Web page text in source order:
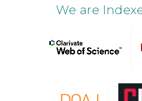
We are